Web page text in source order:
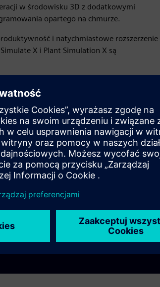
w środowisku 3D z dodatkowymi
opartego na chmurze.
i natychmiastowe rozszerzenie
X i Plant Simulation X są